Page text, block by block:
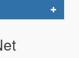
Toggle